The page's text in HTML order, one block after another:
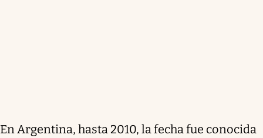
En Argentina, hasta 2010, la fecha fue conocida